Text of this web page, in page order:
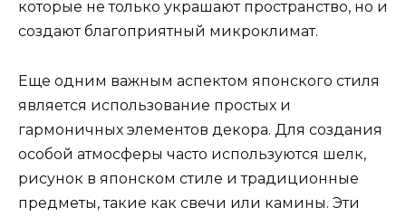
которые не только украшают пространство, но и
создают благоприятный микроклимат.
Еще одним важным аспектом японского стиля
является использование простых и
гармоничных элементов декора. Для создания
особой атмосферы часто используются шелк,
рисунок в японском стиле и традиционные
предметы, такие как свечи или камины. Эти